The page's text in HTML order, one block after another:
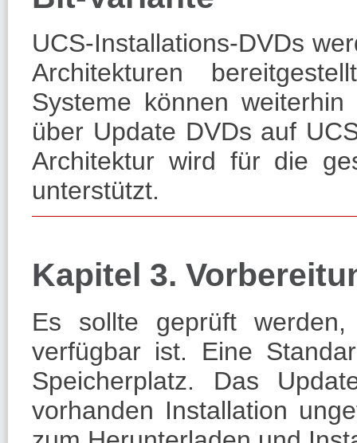
UCS-Installations-DVDs
Architekturen
Systeme können
über Update DVDs auf
Architektur wird für die
unterstützt.
Kapitel 3.
Es sollte geprüft werden,
verfügbar ist. Eine
Speicherplatz. Das
vorhanden Installation